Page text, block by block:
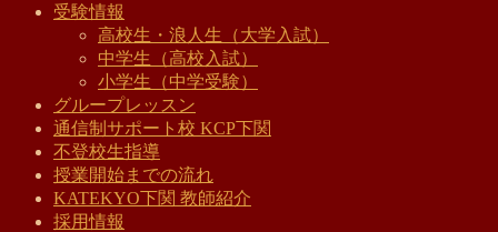
受験情報
高校生・浪人生（大学入試）
中学生（高校入試）
小学生（中学受験）
グループレッスン
通信制サポート校 KCP下関
不登校生指導
授業開始までの流れ
KATEKYO下関 教師紹介
採用情報